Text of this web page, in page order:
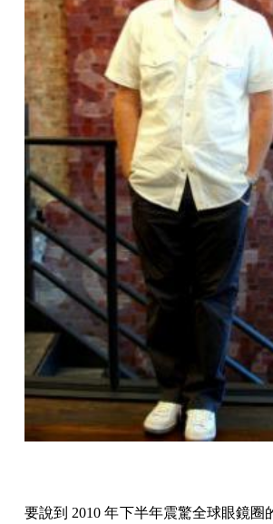
要說到 2010 年下半年震驚全球眼鏡圈